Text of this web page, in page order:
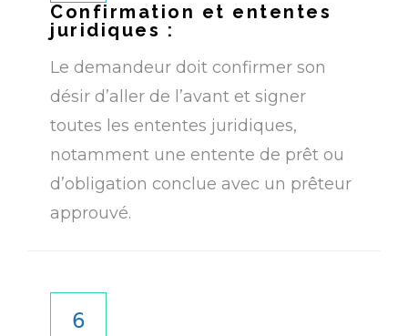
Confirmation et ententes
juridiques :
Le demandeur doit confirmer son
désir d’aller de l’avant et signer
toutes les ententes juridiques,
notamment une entente de prêt ou
d’obligation conclue avec un prêteur
approuvé.​
6